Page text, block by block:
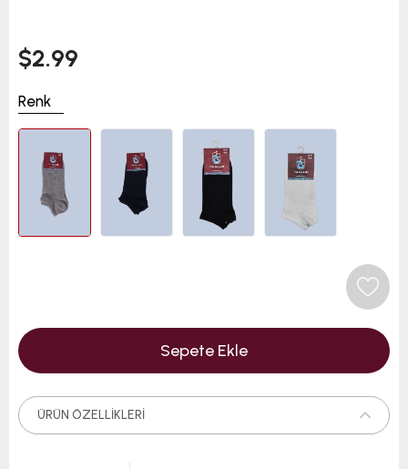
$2.99
Renk
ÜRÜN ÖZELLIKLERI